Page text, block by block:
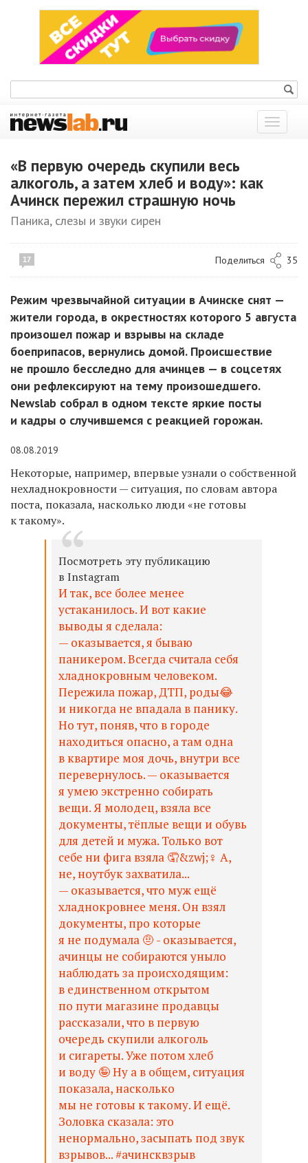
Показать
меню
«В первую очередь скупили весь
алкоголь, а затем хлеб и воду»: как
Ачинск пережил страшную ночь
Паника, слезы и звуки сирен
17 Поделиться 35
Режим чрезвычайной ситуации в Ачинске снят —
жители города, в окрестностях которого 5 августа
произошел пожар и взрывы на складе
боеприпасов, вернулись домой. Происшествие
не прошло бесследно для ачинцев — в соцсетях
они рефлексируют на тему произошедшего.
Newslab собрал в одном тексте яркие посты
и кадры о случившемся с реакцией горожан.
08.08.2019
Некоторые, например, впервые узнали о собственной
нехладнокровности — ситуация, по словам автора
поста, показала, насколько люди «не готовы
к такому».
Посмотреть эту публикацию
в Instagram
И так, все более менее
устаканилось. И вот какие
выводы я сделала:
— оказывается, я бываю
паникером. Всегда считала себя
хладнокровным человеком.
Пережила пожар, ДТП, роды😂
и никогда не впадала в панику.
Но тут, поняв, что в городе
находиться опасно, а там одна
в квартире моя дочь, внутри все
перевернулось. — оказывается
я умею экстренно собирать
вещи. Я молодец, взяла все
документы, тёплые вещи и обувь
для детей и мужа. Только вот
себе ни фига взяла 🤦&zwj;♀️ А,
не, ноутбук захватила...
— оказывается, что муж ещё
хладнокровнее меня. Он взял
документы, про которые
я не подумала 🤨 - оказывается,
ачинцы не собираются уныло
наблюдать за происходящим:
в единственном открытом
по пути магазине продавцы
рассказали, что в первую
очередь скупили алкоголь
и сигареты. Уже потом хлеб
и воду 🤪 Ну а в общем, ситуация
показала, насколько
мы не готовы к такому. И ещё.
Золовка сказала: это
ненормально, засыпать под звук
взрывов... #ачинсквзрыв